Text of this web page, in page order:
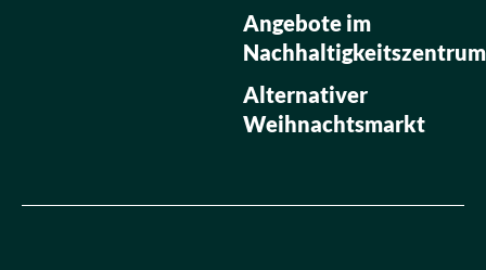
Angebote im
Nachhaltigkeitszentrum
Alternativer
Weihnachtsmarkt